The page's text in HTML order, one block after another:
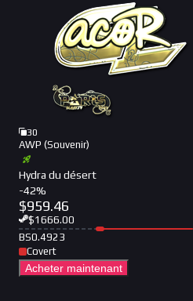
30
AWP (Souvenir)
Hydra du désert
-42%
$959.46
$1666.00
BS0.4923
Covert
Acheter maintenant